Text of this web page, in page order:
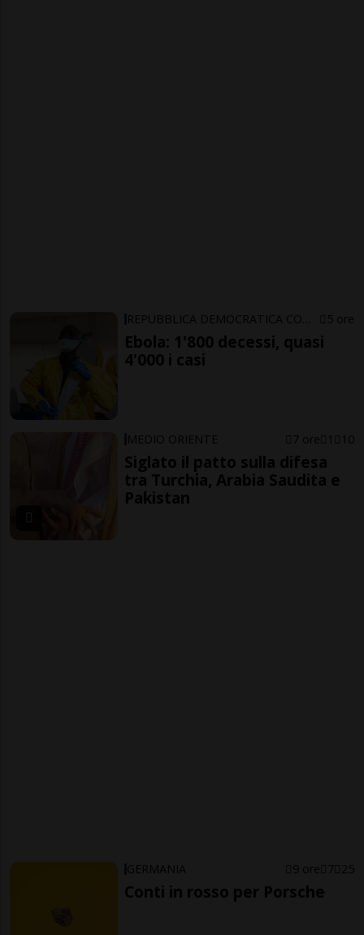
5 ore
Ebola: 1'800 decessi, quasi
4'000 i casi
MEDIO ORIENTE 7 ore 1 10
Siglato il patto sulla difesa
tra Turchia, Arabia Saudita e
Pakistan
GERMANIA 9 ore 7 25
Conti in rosso per Porsche